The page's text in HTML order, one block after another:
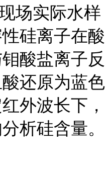
场实际水样
硅离子在酸
酸盐离子反
还原为蓝色
外波长下，
析硅含量。